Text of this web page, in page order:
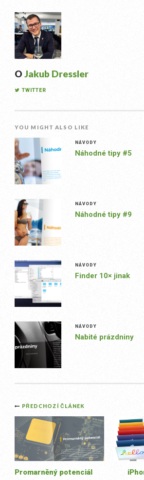
O Jakub Dressler
TWITTER
YOU MIGHT ALSO LIKE
NÁVODY
Náhodné tipy #5
NÁVODY
Náhodné tipy #9
NÁVODY
Finder 10× jinak
NÁVODY
Nabité prázdniny
Post
navigation
PŘEDCHOZÍ ČLÁNEK
Promarněný potenciál